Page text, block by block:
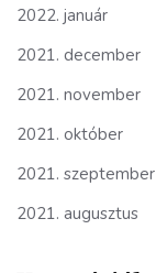
2022. január
2021. december
2021. november
2021. október
2021. szeptember
2021. augusztus